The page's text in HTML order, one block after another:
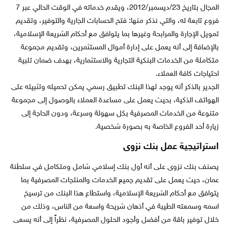
المجال بتاريخ 23/ديسمبر/2012، ويقدم خدماته في الوقت الحالي عبر 7
فروع تابعة له، والتي نذكر منها: فتح الحسابات الجارية والتوفير، وتقديم
تمويل الإجارة والمرابحة وغيرها بما يتوافق مع أحكام الشريعة الإسلامية،
بالإضافة إلى أنه يعمل على إدارة أموال المستثمرين، وتقديم مجموعة
متكاملة من الخدمات البنكية التجارية والاستثمارية، بهدف ضمان تلبية
احتياجات كافة العملاء.
الجدير بالذكر أنه يوجد لهذا البنك تطبيق رسمي يمكن تحميله وتثبيته على
الهواتف الذكية، بحيث يعمل على مساعدة العملاء بالوصول إلى مجموعة
متنوعة من الخدمات المصرفية بكل سهولة وسرعة، ودون الحاجة إلى
زيارة أحد الفروع الخاصة به بصورة شخصية.
استراتيجية عمل بنك نزوى
يصنف بنك نزوى على أنه أول بنك إسلامي شامل ومتكامل في سلطنة
عمان، حيث يعمل على تقديم جميع الخدمات والمنتجات المصرفية بما
يتوافق مع أحكام الشريعة الإسلامية، واستطاع هذا البنك من ترسيخ
اسمه وسمعته الطيبة في أذهان شريحة واسعة من الناس، وذلك من
خلال توفير باقة من أفضل وأجود الحلول المصرفية، نظراً إلى أنه يسعى